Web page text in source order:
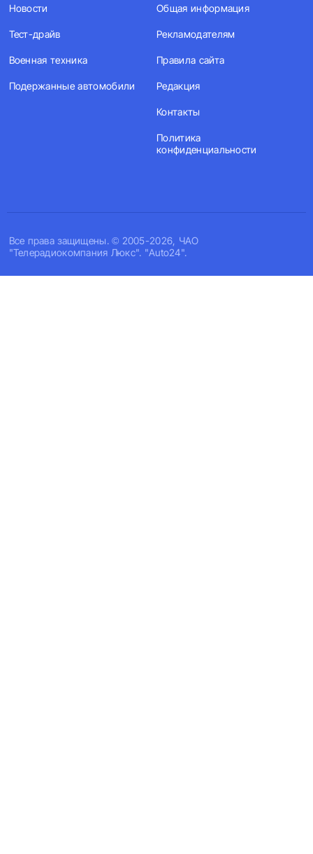
Все права защищены. © 2005-2026, ЧАО
"Телерадиокомпания Люкс". "Auto24".
Новости
Тест-драйв
Военная техника
Подержанные автомобили
Общая информация
Рекламодателям
Правила сайта
Редакция
Контакты
Политика
конфиденциальности